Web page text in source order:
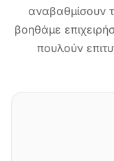
αναβαθμίσουν
βοηθάμε
πουλούν